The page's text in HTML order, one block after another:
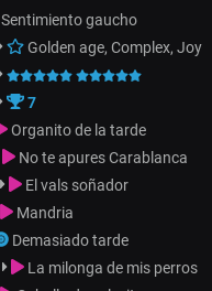
Sentimiento gaucho
Golden age, Complex, Joy
7
Organito de la tarde
No te apures Carablanca
El vals soñador
Mandria
Demasiado tarde
La milonga de mis perros